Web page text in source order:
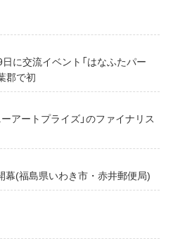
に交流イベント「はなふたパー
郡で初
アートプライズ」のファイナリス
幕(福島県いわき市・赤井郵便局)